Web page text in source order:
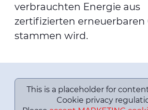
verbrauchten Energie aus
zertifizierten erneuerbaren
stammen wird.
This is a placeholder for
Cookie privacy